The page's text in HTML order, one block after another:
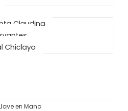
Claudina
Chiclayo
en Mano